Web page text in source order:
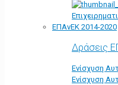
ΕΠΑνΕΚ 2014-2020
Δράσεις
Ενίσχυση
Ενίσχυση